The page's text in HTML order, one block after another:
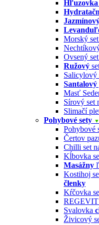
Hľuzovka
Morský
Ovsený set
Ružový
Salicylový
Santalový
Masť
Sírový set
Slimačí
Pohybové sety ▼
Pohybové
Čertov
Chilli set
Kĺbovka
Masážny
Kostihoj
členky
Kŕčovka
REGEVIT
Svalovka
Živicový